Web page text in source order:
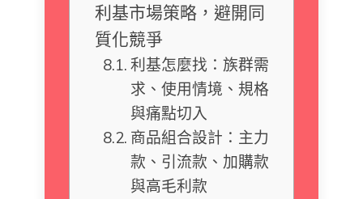
利基市場策略，避開同
質化競爭
利基怎麼找：族群需
求、使用情境、規格
與痛點切入
商品組合設計：主力
款、引流款、加購款
與高毛利款